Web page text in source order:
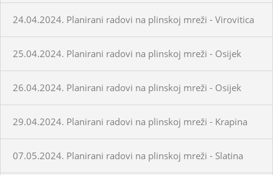
24.04.2024. Planirani radovi na plinskoj mreži - Virovitica
25.04.2024. Planirani radovi na plinskoj mreži - Osijek
26.04.2024. Planirani radovi na plinskoj mreži - Osijek
29.04.2024. Planirani radovi na plinskoj mreži - Krapina
07.05.2024. Planirani radovi na plinskoj mreži - Slatina